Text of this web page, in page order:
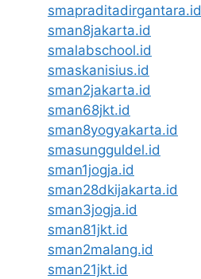
smapraditadirgantara.id
sman8jakarta.id
smalabschool.id
smaskanisius.id
sman2jakarta.id
sman68jkt.id
sman8yogyakarta.id
smasungguldel.id
sman1jogja.id
sman28dkijakarta.id
sman3jogja.id
sman81jkt.id
sman2malang.id
sman21jkt.id